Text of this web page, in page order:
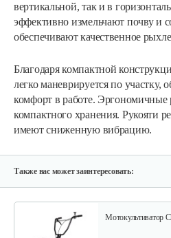
вертикальной, так и в
эффективно измельчают почву и
обеспечивают качественное
Благодаря компактной
легко маневрируется по участку,
комфорт в работе. Эргономичные
компактного хранения. Рукояти
имеют сниженную вибрацию.
Также вас может заинтересовать:
Мотокультиватор
2 600 руб
Мотокультиватор
1 350 руб
Мотокультиватор